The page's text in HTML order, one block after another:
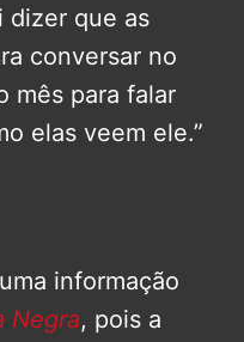
dizer que as
conversar no
mês para falar
elas veem ele.”
informação
Negra, pois a